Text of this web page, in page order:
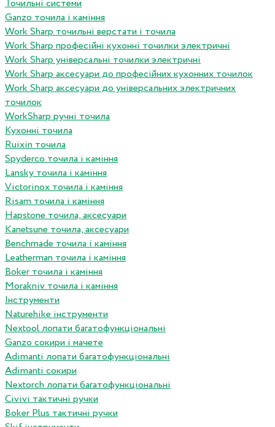
Точильні системи
Ganzo точила і каміння
Work Sharp точильні верстати і точила
Work Sharp професiйнi кухоннi точилки электричнi
Work Sharp унiверсальнi точилки электричнi
Work Sharp аксесуари до професiйних кухонних точилок
Work Sharp аксесуари до унiверсальних электричних
точилок
WorkSharp ручні точила
Кухонні точила
Ruixin точила
Spyderco точила і каміння
Lansky точила і каміння
Victorinox точила і каміння
Risam точила і каміння
Hapstone точила, аксесуари
Kanetsune точила, аксесуари
Benchmade точила і каміння
Leatherman точила і каміння
Boker точила і каміння
Morakniv точила і каміння
Інструменти
Naturehike інструменти
Nextool лопати багатофункціональні
Ganzo сокири і мачете
Adimanti лопати багатофункціональні
Adimanti сокири
Nextorch лопати багатофункціональні
Сivivi тактичні ручки
Boker Plus тактичні ручки